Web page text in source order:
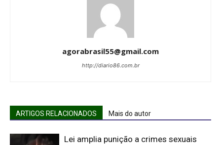
agorabrasil55@gmail.com
http://diario86.com.br
ARTIGOS RELACIONADOS Mais do autor
Lei amplia punição a crimes sexuais